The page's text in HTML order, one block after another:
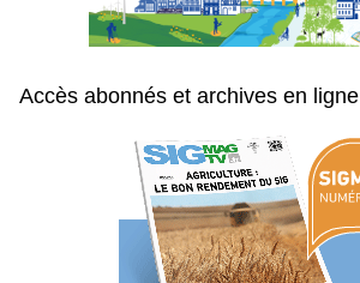
Accès abonnés et archives en ligne